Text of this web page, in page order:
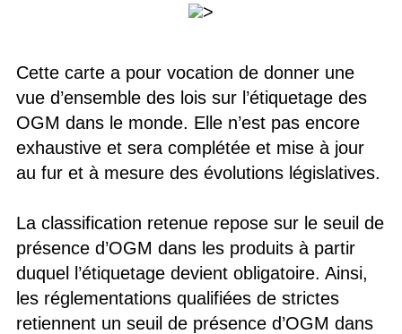
>
Cette carte a pour vocation de donner une
vue d’ensemble des lois sur l’étiquetage des
OGM dans le monde. Elle n’est pas encore
exhaustive et sera complétée et mise à jour
au fur et à mesure des évolutions législatives.
La classification retenue repose sur le seuil de
présence d’OGM dans les produits à partir
duquel l’étiquetage devient obligatoire. Ainsi,
les réglementations qualifiées de strictes
retiennent un seuil de présence d’OGM dans